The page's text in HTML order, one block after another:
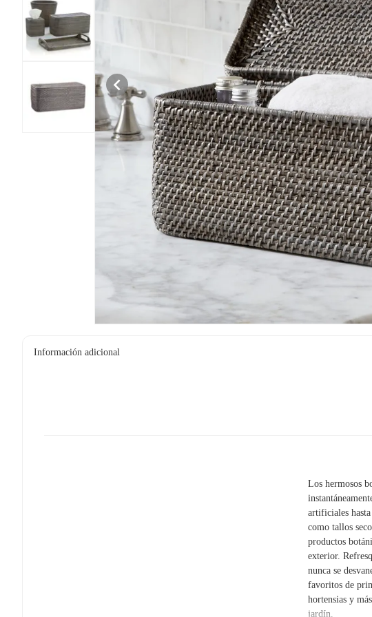
Información adicional
Los hermosos
artificiales
como tallos
productos
exterior.
nunca se
favoritos de
hortensias y
jardín.